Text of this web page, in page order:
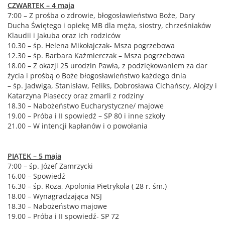
CZWARTEK – 4 maja
7:00 – Z prośba o zdrowie, błogosławieństwo Boże, Dary
Ducha Świętego i opiekę MB dla męża, siostry, chrześniaków
Klaudii i Jakuba oraz ich rodziców
10.30 – śp. Helena Mikołajczak- Msza pogrzebowa
12.30 – śp. Barbara Kaźmierczak – Msza pogrzebowa
18.00 – Z okazji 25 urodzin Pawła, z podziękowaniem za dar
życia i prośbą o Boże błogosławieństwo każdego dnia
– śp. Jadwiga, Stanisław, Feliks, Dobrosława Cichańscy, Alojzy i
Katarzyna Piaseccy oraz zmarli z rodziny
18.30 – Nabożeństwo Eucharystyczne/ majowe
19.00 – Próba i II spowiedź – SP 80 i inne szkoły
21.00 – W intencji kapłanów i o powołania
PIĄTEK – 5 maja
7:00 – śp. Józef Zamrzycki
16.00 – Spowiedź
16.30 – śp. Roza, Apolonia Pietrykola ( 28 r. śm.)
18.00 – Wynagradzająca NSJ
18.30 – Nabożeństwo majowe
19.00 – Próba i II spowiedź- SP 72